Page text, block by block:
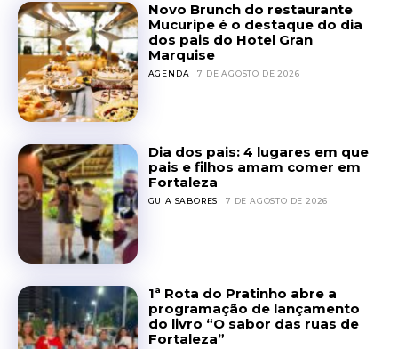
Novo Brunch do restaurante
Mucuripe é o destaque do dia
dos pais do Hotel Gran
Marquise
AGENDA 7 DE AGOSTO DE 2026
Dia dos pais: 4 lugares em que
pais e filhos amam comer em
Fortaleza
GUIA SABORES 7 DE AGOSTO DE 2026
1ª Rota do Pratinho abre a
programação de lançamento
do livro “O sabor das ruas de
Fortaleza”